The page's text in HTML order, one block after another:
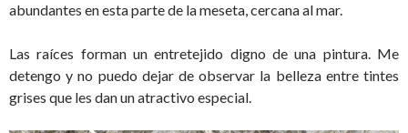
abundantes en esta parte de la meseta, cercana al mar.
Las raíces forman un entretejido digno de una pintura. Me
detengo y no puedo dejar de observar la belleza entre tintes
grises que les dan un atractivo especial.